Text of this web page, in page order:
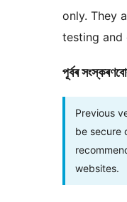
only. They
testing and
পূৰ্বৰ
Previous
be secure
websites.